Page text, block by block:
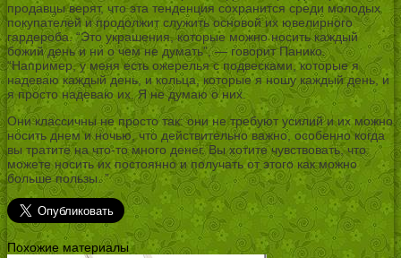
продавцы верят, что эта тенденция сохранится среди молодых
покупателей и продолжит служить основой их ювелирного
гардероба. “Это украшения, которые можно носить каждый
божий день и ни о чем не думать”, — говорит Панико.
“Например, у меня есть ожерелья с подвесками, которые я
надеваю каждый день, и кольца, которые я ношу каждый день, и
я просто надеваю их. Я не думаю о них.
Они классичны не просто так: они не требуют усилий и их можно
носить днем и ночью, что действительно важно, особенно когда
вы тратите на что-то много денег. Вы хотите чувствовать, что
можете носить их постоянно и получать от этого как можно
больше пользы. ”
Похожие материалы